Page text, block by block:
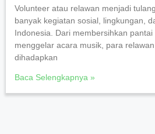
Volunteer atau relawan menjadi
banyak kegiatan sosial, lingkungan,
Indonesia. Dari membersihkan pantai
menggelar acara musik, para
dihadapkan
Baca Selengkapnya »